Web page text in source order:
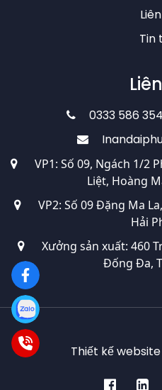
Tin
0333 586
VP1: Số 09, Ngách 1/2
Liệt, Hoàng
VP2: Số 09 Đặng Ma
Hải
Xưởng sản xuất: 460
Đống Đa,
Thiết kế website